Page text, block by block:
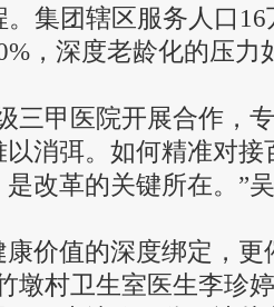
集团辖区服务人口
，深度老龄化的压力
甲医院开展合作，专
消弭。如何精准对
改革的关键所在。”
值的深度绑定，更
墩村卫生室医生李珍